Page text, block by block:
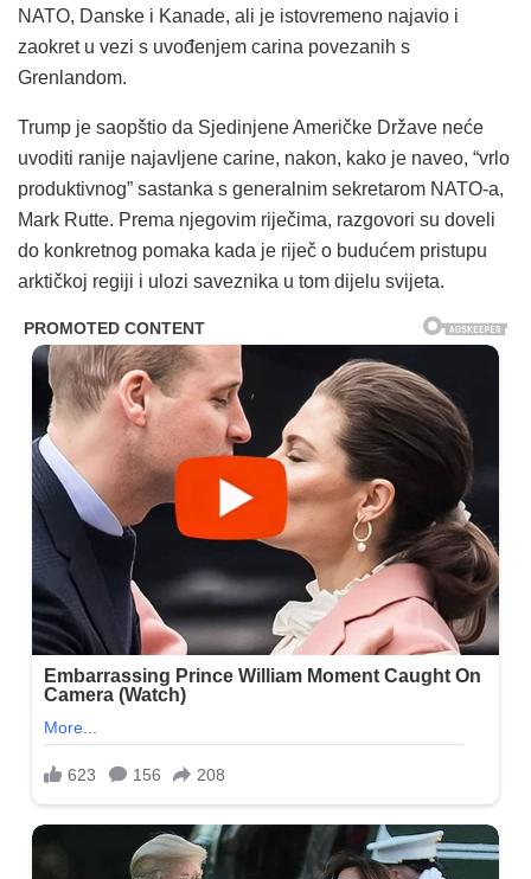
NATO, Danske i Kanade, ali je istovremeno najavio i
zaokret u vezi s uvođenjem carina povezanih s
Grenlandom.
Trump je saopštio da Sjedinjene Američke Države neće
uvoditi ranije najavljene carine, nakon, kako je naveo, “vrlo
produktivnog” sastanka s generalnim sekretarom NATO-a,
Mark Rutte. Prema njegovim riječima, razgovori su doveli
do konkretnog pomaka kada je riječ o budućem pristupu
arktičkoj regiji i ulozi saveznika u tom dijelu svijeta.